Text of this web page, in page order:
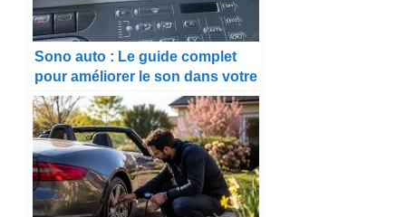
Sono auto : Le guide complet
pour améliorer le son dans votre
voiture